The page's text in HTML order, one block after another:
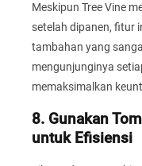
Meskipun Tree Vine
setelah dipanen, fitur
tambahan yang
mengunjunginya
memaksimalkan
8. Gunakan
untuk Efisiensi